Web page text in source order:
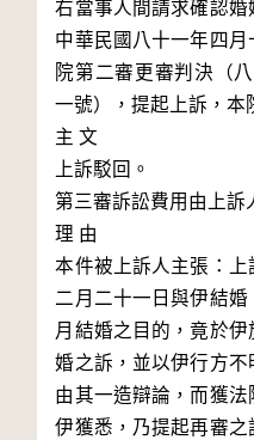
右當事人間請求確認
中華民國八十一年四
院第二審更審判決（
一號），提起上訴，本
主 文
上訴駁回。
第三審訴訟費用由上訴
理 由
本件被上訴人主張：
二月二十一日與伊結婚
月結婚之目的，竟於
婚之訴，並以伊行方不
由其一造辯論，而獲
伊獲悉，乃提起再審